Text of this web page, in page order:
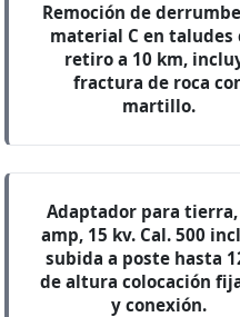
Remoción de
material C en taludes
retiro a 10 km,
fractura de roca
martillo.
Adaptador para tierra,
amp, 15 kv. Cal. 500
subida a poste hasta
de altura colocación
y conexión.